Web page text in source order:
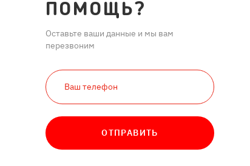
ПОМОЩЬ?
Оставьте ваши данные и мы вам
перезвоним
ОТПРАВИТЬ